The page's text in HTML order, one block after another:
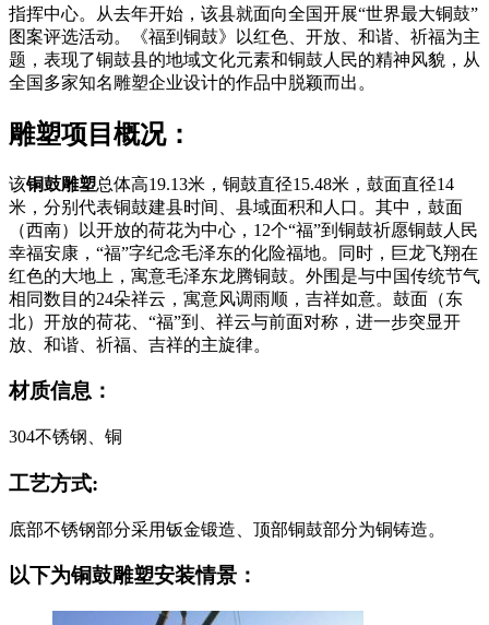
指挥中心。从去年开始，该县就面向全国开展“世界最大铜鼓”
图案评选活动。《福到铜鼓》以红色、开放、和谐、祈福为主
题，表现了铜鼓县的地域文化元素和铜鼓人民的精神风貌，从
全国多家知名雕塑企业设计的作品中脱颖而出。
雕塑项目概况：
该铜鼓雕塑总体高19.13米，铜鼓直径15.48米，鼓面直径14
米，分别代表铜鼓建县时间、县域面积和人口。其中，鼓面
（西南）以开放的荷花为中心，12个“福”到铜鼓祈愿铜鼓人民
幸福安康，“福”字纪念毛泽东的化险福地。同时，巨龙飞翔在
红色的大地上，寓意毛泽东龙腾铜鼓。外围是与中国传统节气
相同数目的24朵祥云，寓意风调雨顺，吉祥如意。鼓面（东
北）开放的荷花、“福”到、祥云与前面对称，进一步突显开
放、和谐、祈福、吉祥的主旋律。
材质信息：
304不锈钢、铜
工艺方式:
底部不锈钢部分采用钣金锻造、顶部铜鼓部分为铜铸造。
以下为铜鼓雕塑安装情景：